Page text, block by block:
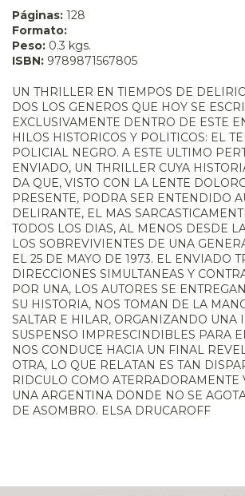
Páginas: 128
Formato:
Peso: 0.3 kgs.
ISBN: 9789871567805
UN THRILLER EN TIEMPOS DE
DOS LOS GENEROS QUE HOY SE
EXCLUSIVAMENTE DENTRO DE ESTE
HILOS HISTORICOS Y POLITICOS: EL
POLICIAL NEGRO. A ESTE ULTIMO
ENVIADO, UN THRILLER CUYA
DA QUE, VISTO CON LA LENTE
PRESENTE, PODRA SER ENTENDIDO
DELIRANTE, EL MAS
TODOS LOS DIAS, AL MENOS DESDE
LOS SOBREVIVIENTES DE UNA
EL 25 DE MAYO DE 1973. EL ENVIADO
DIRECCIONES SIMULTANEAS Y
POR UNA, LOS AUTORES SE
SU HISTORIA, NOS TOMAN DE LA
SALTAR E HILAR, ORGANIZANDO UNA
SUSPENSO IMPRESCINDIBLES PARA
NOS CONDUCE HACIA UN FINAL
OTRA, LO QUE RELATAN ES TAN
RIDCULO COMO ATERRADORAMENTE
UNA ARGENTINA DONDE NO SE
DE ASOMBRO. ELSA DRUCAROFF